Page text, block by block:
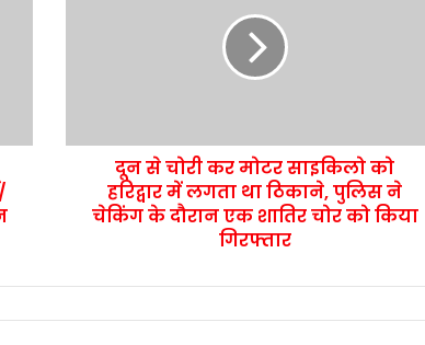
दून से चोरी कर मोटर साइकिलो को
हरिद्वार में लगता था ठिकाने, पुलिस ने
चेकिंग के दौरान एक शातिर चोर को किया
गिरफ्तार